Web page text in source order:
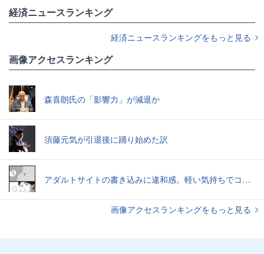
経済ニュースランキング
経済ニュースランキングをもっと見る
画像アクセスランキング
森喜朗氏の「影響力」が減退か
須藤元気が引退後に踊り始めた訳
アダルトサイトの書き込みに違和感。軽い気持ちでコメントしてみると…／近畿地方のある場所について（1）
画像アクセスランキングをもっと見る